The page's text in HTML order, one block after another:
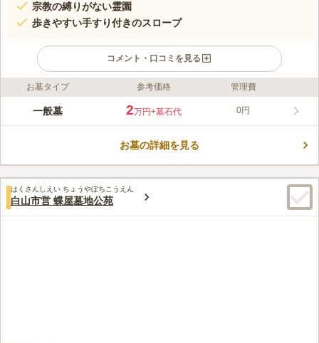
宗教の縛りがない霊園
歩きやすい手すり付きのスロープ
コメント・口コミを見る
ライフドット編集部のコメント
富士山・立山とともに日本3名山に数えられる白山と手取川の大
くお墓参りできます。 国道157号線のすぐそばで、駐車場も完備
ができるのも嬉しいポイントのひとつです。
口コミ評価
この霊園はまだ誰からも評価されていません。
お墓タイプ 参考価格 管理費
一般墓 2万円+墓石代 0円
お墓の詳細を見る
はくさんしえい ちょうやぼちこうえん
白山市営 蝶屋墓地公苑